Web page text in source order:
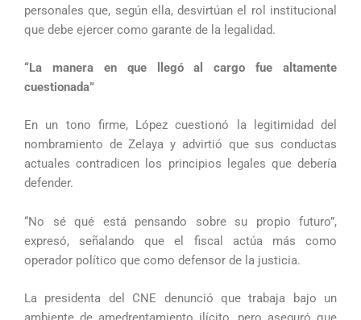
personales que, según ella, desvirtúan el rol institucional
que debe ejercer como garante de la legalidad.
“La manera en que llegó al cargo fue altamente
cuestionada”
En un tono firme, López cuestionó la legitimidad del
nombramiento de Zelaya y advirtió que sus conductas
actuales contradicen los principios legales que debería
defender.
“No sé qué está pensando sobre su propio futuro”,
expresó, señalando que el fiscal actúa más como
operador político que como defensor de la justicia.
La presidenta del CNE denunció que trabaja bajo un